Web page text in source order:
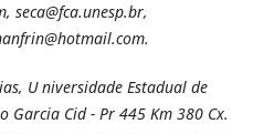
seca@fca.unesp.br,
U niversidade Estadual de
Garcia Cid - Pr 445 Km 380 Cx.